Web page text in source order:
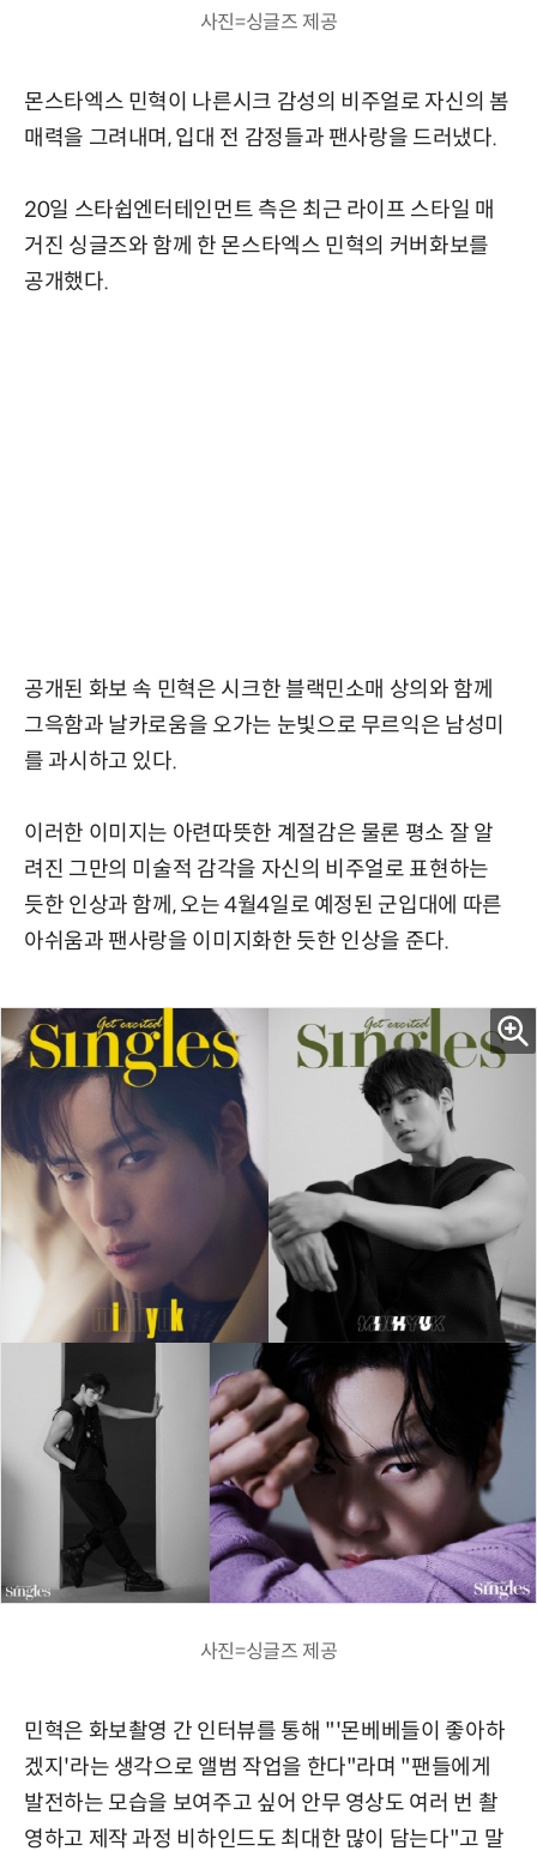
사진=싱글즈 제공
몬스타엑스 민혁이 나른시크 감성의 비주얼로 자신의 봄
매력을 그려내며, 입대 전 감정들과 팬사랑을 드러냈다.
20일 스타쉽엔터테인먼트 측은 최근 라이프 스타일 매
거진 싱글즈와 함께 한 몬스타엑스 민혁의 커버화보를
공개했다.
공개된 화보 속 민혁은 시크한 블랙민소매 상의와 함께
그윽함과 날카로움을 오가는 눈빛으로 무르익은 남성미
를 과시하고 있다.
이러한 이미지는 아련따뜻한 계절감은 물론 평소 잘 알
려진 그만의 미술적 감각을 자신의 비주얼로 표현하는
듯한 인상과 함께, 오는 4월4일로 예정된 군입대에 따른
아쉬움과 팬사랑을 이미지화한 듯한 인상을 준다.
사진=싱글즈 제공
민혁은 화보촬영 간 인터뷰를 통해 "'몬베베들이 좋아하
겠지'라는 생각으로 앨범 작업을 한다"라며 "팬들에게
발전하는 모습을 보여주고 싶어 안무 영상도 여러 번 촬
영하고 제작 과정 비하인드도 최대한 많이 담는다"고 말